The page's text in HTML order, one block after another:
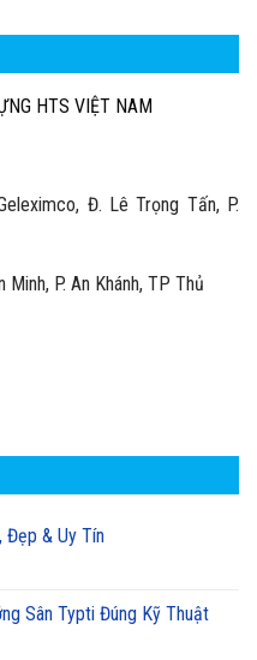
HTS VIỆT NAM
Đ. Lê Trọng Tấn, P.
P. An Khánh, TP Thủ
Đẹp & Uy Tín
Sân Typti Đúng Kỹ Thuật